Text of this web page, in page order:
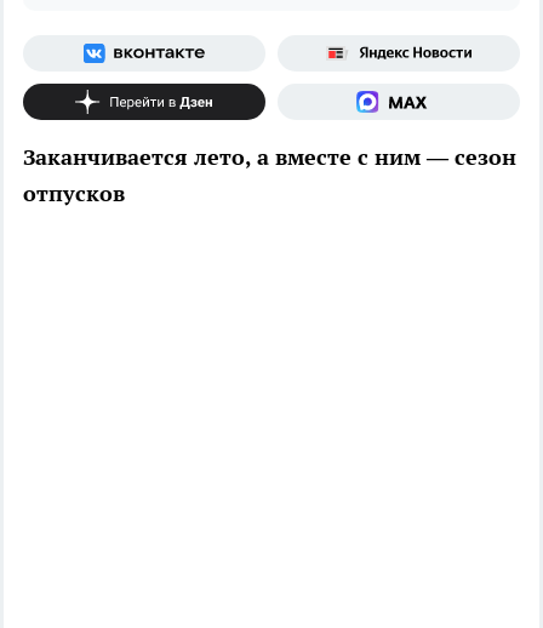
Заканчивается лето, а вместе с ним — сезон
отпусков